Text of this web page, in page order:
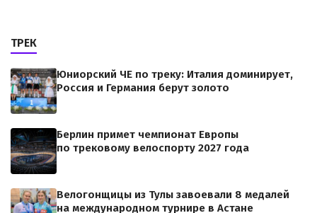
ТРЕК
Юниорский ЧЕ по треку: Италия доминирует,
Россия и Германия берут золото
Берлин примет чемпионат Европы
по трековому велоспорту 2027 года
Велогонщицы из Тулы завоевали 8 медалей
на международном турнире в Астане